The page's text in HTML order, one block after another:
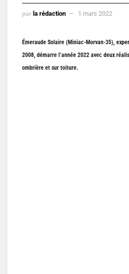
par la rédaction 1 mars 2022
Émeraude Solaire (Miniac-Morvan-35),
2008, démarre l’année 2022 avec deux
ombrière et sur toiture.